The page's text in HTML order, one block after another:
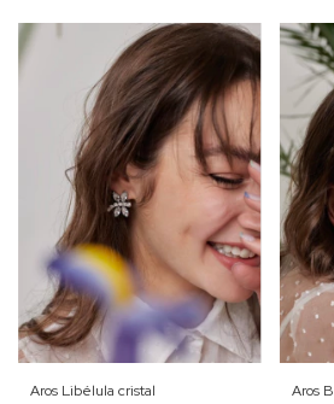
Aros Libélula cristal Aros